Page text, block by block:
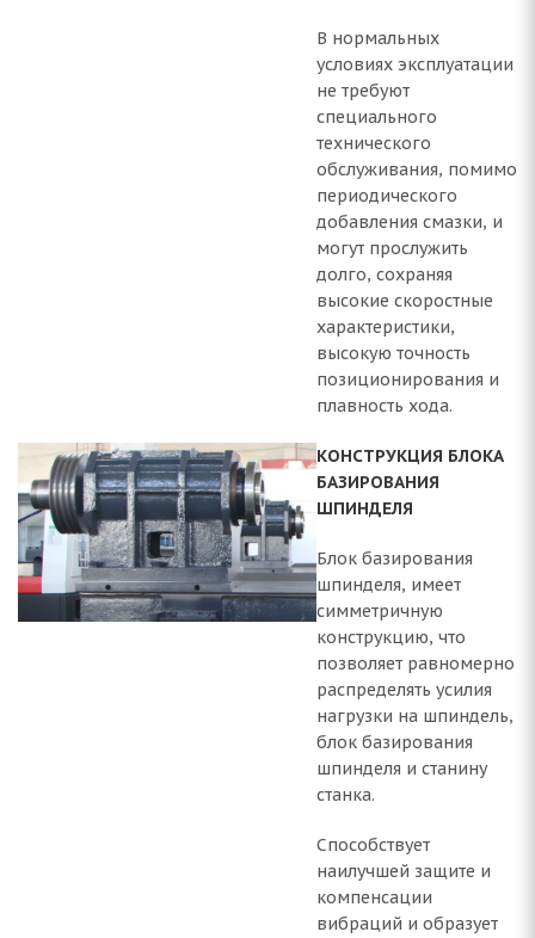
В нормальных
условиях эксплуатации
не требуют
специального
технического
обслуживания, помимо
периодического
добавления смазки, и
могут прослужить
долго, сохраняя
высокие скоростные
характеристики,
высокую точность
позиционирования и
плавность хода.
КОНСТРУКЦИЯ БЛОКА
БАЗИРОВАНИЯ
ШПИНДЕЛЯ
Блок базирования
шпинделя, имеет
симметричную
конструкцию, что
позволяет равномерно
распределять усилия
нагрузки на шпиндель,
блок базирования
шпинделя и станину
станка.
Способствует
наилучшей защите и
компенсации
вибраций и образует